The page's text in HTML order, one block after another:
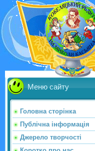
Меню сайту
Головна сторінка
Публічна інформація
Джерело творчості